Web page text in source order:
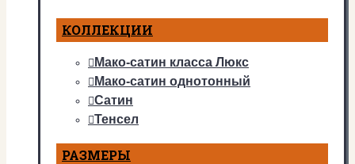
КОЛЛЕКЦИИ
Мако-сатин класса Люкс
Мако-сатин однотонный
Сатин
Тенсел
РАЗМЕРЫ